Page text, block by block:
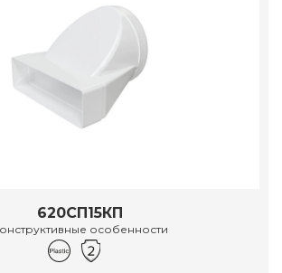
620СП15КП
особенности